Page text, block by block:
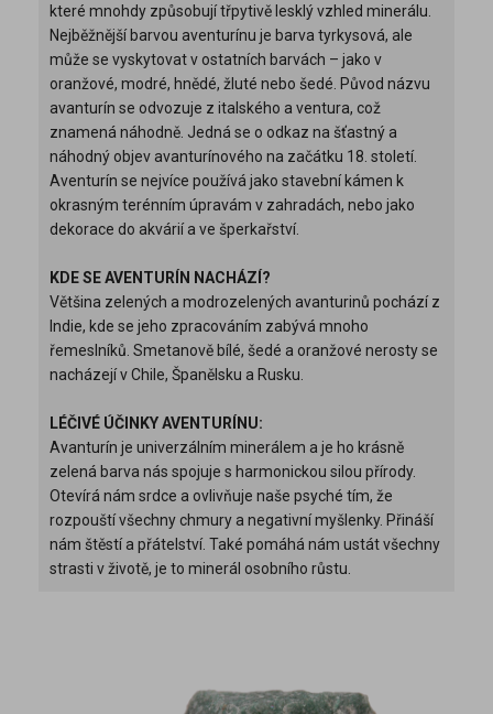
které mnohdy způsobují třpytivě lesklý vzhled minerálu.
Nejběžnější barvou aventurínu je barva tyrkysová, ale
může se vyskytovat v ostatních barvách – jako v
oranžové, modré, hnědé, žluté nebo šedé. Původ názvu
avanturín se odvozuje z italského a ventura, což
znamená náhodně. Jedná se o odkaz na šťastný a
náhodný objev avanturínového na začátku 18. století.
Aventurín se nejvíce používá jako stavební kámen k
okrasným terénním úpravám v zahradách, nebo jako
dekorace do akvárií a ve šperkařství.
KDE SE AVENTURÍN NACHÁZÍ?
Většina zelených a modrozelených avanturinů pochází z
Indie, kde se jeho zpracováním zabývá mnoho
řemeslníků. Smetanově bílé, šedé a oranžové nerosty se
nacházejí v Chile, Španělsku a Rusku.
LÉČIVÉ ÚČINKY AVENTURÍNU:
Avanturín je univerzálním minerálem a je ho krásně
zelená barva nás spojuje s harmonickou silou přírody.
Otevírá nám srdce a ovlivňuje naše psyché tím, že
rozpouští všechny chmury a negativní myšlenky. Přináší
nám štěstí a přátelství. Také pomáhá nám ustát všechny
strasti v životě, je to minerál osobního růstu.